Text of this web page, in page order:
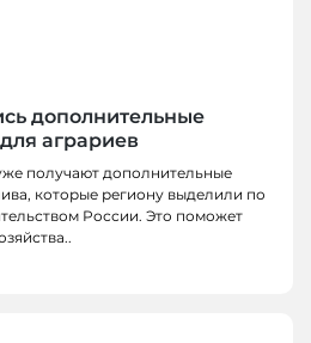
дополнительные
аграриев
получают дополнительные
которые региону выделили по
России. Это поможет